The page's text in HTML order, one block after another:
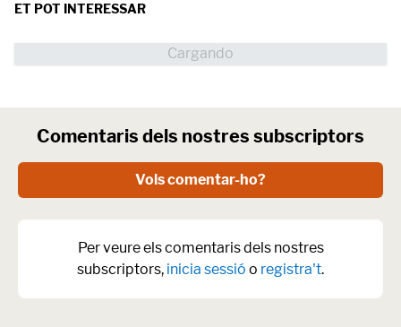
ET POT INTERESSAR
Comentaris dels nostres subscriptors
Vols comentar-ho?
Per veure els comentaris dels nostres
subscriptors, inicia sessió o registra't.